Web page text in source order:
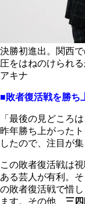
決勝初進出。関西
圧をはねのけられ
アキナ
■敗者復活戦を勝ち
「最後の見どころ
昨年勝ち上がった
したので、注目が集
この敗者復活戦は
ある芸人が有利。
の敗者復活戦で惜し
ます。その他、 三